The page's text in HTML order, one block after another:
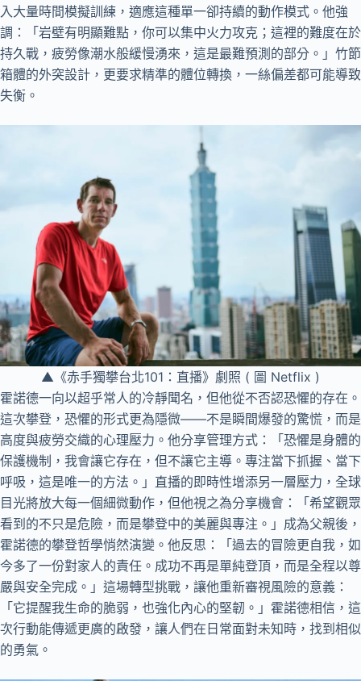
入大量時間模擬訓練，適應這種單一卻持續的動作模式。他強
調：「岩壁有明顯難點，你可以集中火力攻克；這裡的難度在於
持久戰，疲勞像潮水般緩慢湧來，這是最難預測的部分。」竹節
箱體的外突設計，更要求精準的體位轉換，一絲偏差都可能導致
失衡。
▲《赤手獨攀台北101：直播》劇照 ( 圖 Netflix )
霍諾德一向以超乎常人的冷靜聞名，但他從不否認恐懼的存在。
這次攀登，恐懼的形式更為隱微——不是瞬間爆發的驚慌，而是
高度與疲勞交織的心理壓力。他分享管理方式：「恐懼是身體的
保護機制，我會讓它存在，但不讓它主導。專注當下抓握、當下
呼吸，這是唯一的方法。」直播的即時性增添另一層壓力，全球
目光將放大每一個細微動作，但他視之為分享機會：「希望觀眾
看到的不只是危險，而是攀登中的美麗與專注。」成為父親後，
霍諾德的攀登哲學悄然演變。他反思：「過去的冒險更自我，如
今多了一份對家人的責任。成功不再是單純登頂，而是全程以尊
嚴與安全完成。」這場轉型挑戰，讓他重新審視風險的意義：
「它提醒我生命的脆弱，也強化內心的堅韌。」霍諾德相信，這
次行動能傳遞更廣的啟發，讓人們在日常面對未知時，找到相似
的勇氣。